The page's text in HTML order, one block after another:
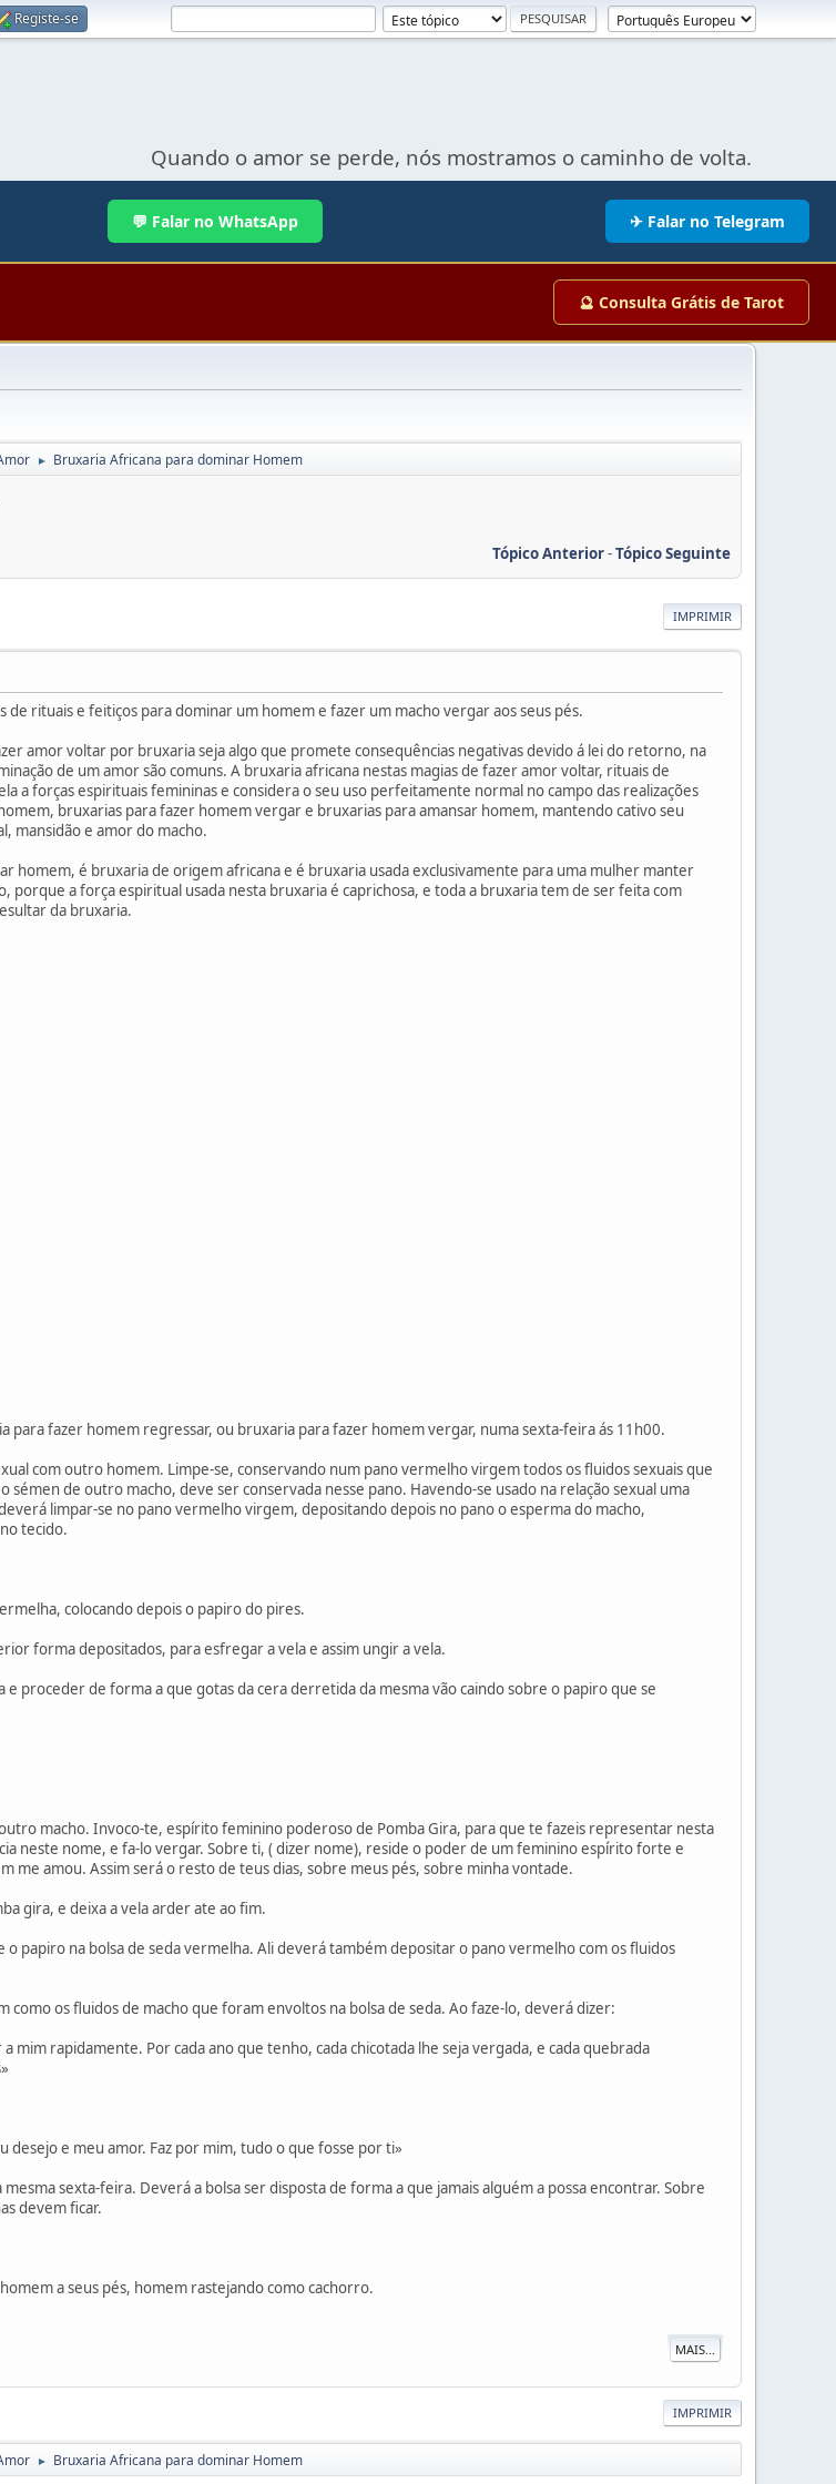
Registe-se
Quando o amor se perde, nós mostramos o caminho de volta.
💬 Falar no WhatsApp ✈ Falar no Telegram
🔮 Consulta Grátis de Tarot
► Bruxaria Africana para dominar Homem
Tópico Anterior-Tópico Seguinte
IMPRIMIR
rituais e feitiços para dominar um homem e fazer um macho vergar aos seus pés.
amor voltar por bruxaria seja algo que promete consequências negativas devido á lei do retorno, na
de um amor são comuns. A bruxaria africana nestas magias de fazer amor voltar, rituais de
a forças espirituais femininas e considera o seu uso perfeitamente normal no campo das realizações
bruxarias para fazer homem vergar e bruxarias para amansar homem, mantendo cativo seu
mansidão e amor do macho.
homem, é bruxaria de origem africana e é bruxaria usada exclusivamente para uma mulher manter
porque a força espiritual usada nesta bruxaria é caprichosa, e toda a bruxaria tem de ser feita com
da bruxaria.
para fazer homem regressar, ou bruxaria para fazer homem vergar, numa sexta-feira ás 11h00.
com outro homem. Limpe-se, conservando num pano vermelho virgem todos os fluidos sexuais que
sémen de outro macho, deve ser conservada nesse pano. Havendo-se usado na relação sexual uma
limpar-se no pano vermelho virgem, depositando depois no pano o esperma do macho,
tecido.
colocando depois o papiro do pires.
forma depositados, para esfregar a vela e assim ungir a vela.
e proceder de forma a que gotas da cera derretida da mesma vão caindo sobre o papiro que se
macho. Invoco-te, espírito feminino poderoso de Pomba Gira, para que te fazeis representar nesta
neste nome, e fa-lo vergar. Sobre ti, ( dizer nome), reside o poder de um feminino espírito forte e
me amou. Assim será o resto de teus dias, sobre meus pés, sobre minha vontade.
gira, e deixa a vela arder ate ao fim.
o papiro na bolsa de seda vermelha. Ali deverá também depositar o pano vermelho com os fluidos
como os fluidos de macho que foram envoltos na bolsa de seda. Ao faze-lo, deverá dizer:
mim rapidamente. Por cada ano que tenho, cada chicotada lhe seja vergada, e cada quebrada
e meu amor. Faz por mim, tudo o que fosse por ti»
sexta-feira. Deverá a bolsa ser disposta de forma a que jamais alguém a possa encontrar. Sobre
devem ficar.
a seus pés, homem rastejando como cachorro.
MAIS...
IMPRIMIR
► Bruxaria Africana para dominar Homem